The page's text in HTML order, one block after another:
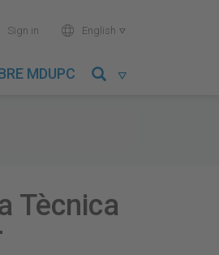
Sign in world English 
MDUPC 
Tècnica